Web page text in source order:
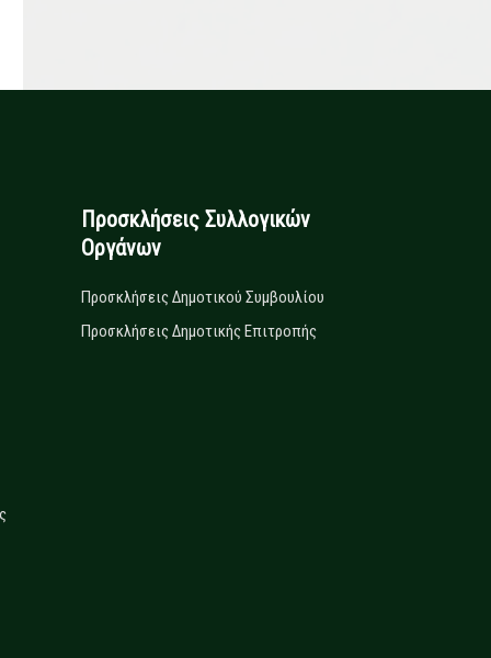
Προσκλήσεις Συλλογικών
Οργάνων
Προσκλήσεις Δημοτικού Συμβουλίου
Προσκλήσεις Δημοτικής Επιτροπής